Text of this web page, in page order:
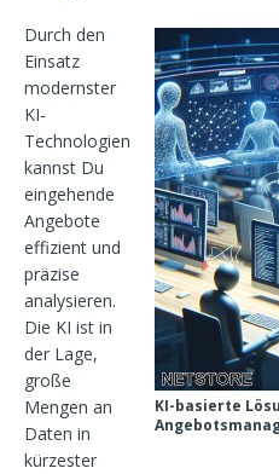
KI-basierte
Durch den
Einsatz
modernster
KI-
Technologien
kannst Du
eingehende
Angebote
effizient und
präzise
analysieren.
Die KI ist in
der Lage,
große
Mengen an
Daten in
kürzester